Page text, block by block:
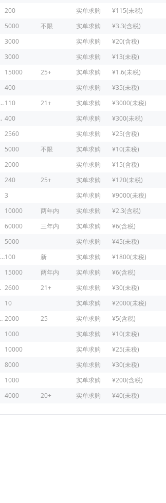
200 实单求购 ¥115(未税)
5000 不限 实单求购 ¥3.3(含税)
3000 实单求购 ¥20(含税)
3000 实单求购 ¥13(未税)
15000 25+ 实单求购 ¥1.6(未税)
400 实单求购 ¥35(未税)
ADI/亚德诺110 21+ 实单求购 ¥3000(未税)
400 实单求购 ¥300(未税)
2560 实单求购 ¥25(含税)
5000 不限 实单求购 ¥10(未税)
2000 实单求购 ¥15(含税)
240 25+ 实单求购 ¥120(未税)
3 实单求购 ¥9000(未税)
10000 两年内 实单求购 ¥2.3(含税)
60000 三年内 实单求购 ¥6(含税)
5000 实单求购 ¥45(未税)
MACOM/镁可100 新 实单求购 ¥1800(未税)
15000 两年内 实单求购 ¥6(含税)
微 2600 21+ 实单求购 ¥30(未税)
10 实单求购 ¥2000(未税)
2000 25 实单求购 ¥5(含税)
1000 实单求购 ¥10(未税)
10000 实单求购 ¥25(未税)
8000 实单求购 ¥30(未税)
1000 实单求购 ¥200(含税)
4000 20+ 实单求购 ¥40(未税)